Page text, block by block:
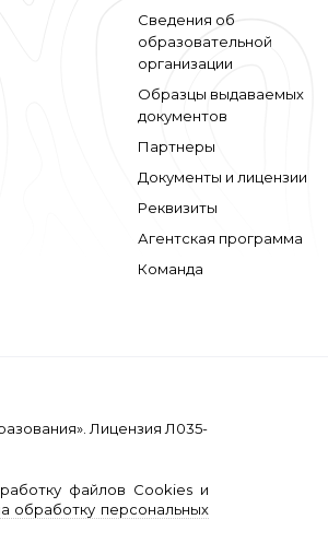
Сведения об
образовательной
организации
Образцы выдаваемых
документов
Партнеры
Документы и лицензии
Реквизиты
Агентская программа
Команда
Лицензия Л035-
файлов Cookies и
обработку персональных